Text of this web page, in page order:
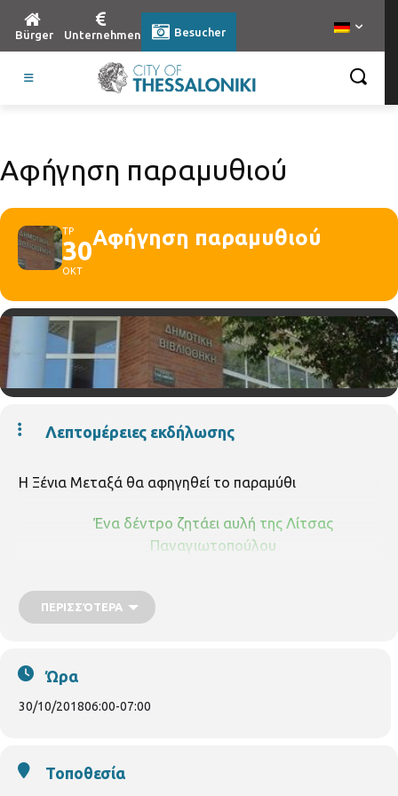
Bürger Unternehmen Besucher
Αφήγηση παραμυθιού
ΤΡ
30
ΟΚΤ
Αφήγηση παραμυθιού
Λεπτομέρειες εκδήλωσης
Η Ξένια Μεταξά θα αφηγηθεί το παραμύθι
Ένα δέντρο ζητάει αυλή της Λίτσας
Παναγιωτοπούλου
ΠΕΡΙΣΣΌΤΕΡΑ
Ώρα
30/10/201806:00-07:00
Τοποθεσία